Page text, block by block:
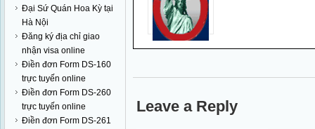
Đại Sứ Quán Hoa Kỳ tại
Hà Nội
Đăng ký địa chỉ giao
nhận visa online
Điền đơn Form DS-160
trực tuyến online
Điền đơn Form DS-260
trực tuyến online
Điền đơn Form DS-261
Leave a Reply